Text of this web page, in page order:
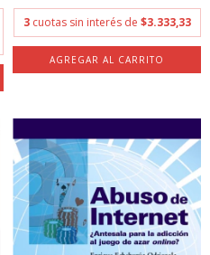
3 cuotas sin interés de $3.333,33